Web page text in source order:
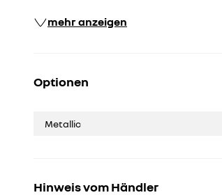
mehr anzeigen
Optionen
Metallic
Hinweis vom Händler